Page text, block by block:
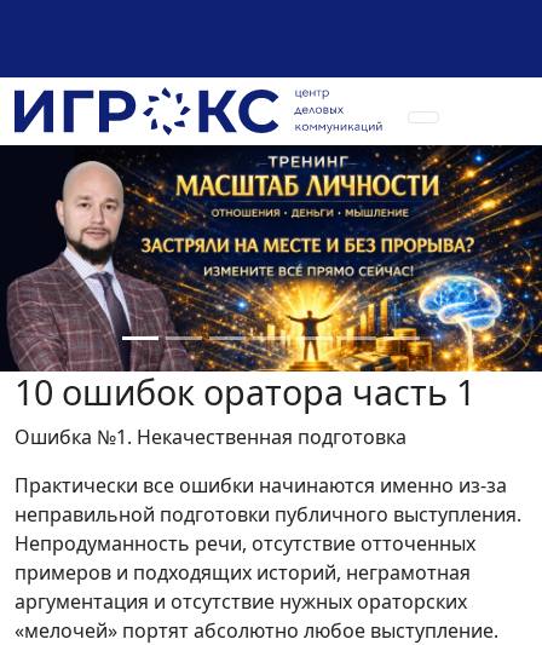
10 ошибок оратора часть 1
Ошибка №1. Некачественная подготовка
Практически все ошибки начинаются именно из-за
неправильной подготовки публичного выступления.
Непродуманность речи, отсутствие отточенных
примеров и подходящих историй, неграмотная
аргументация и отсутствие нужных ораторских
«мелочей» портят абсолютно любое выступление.